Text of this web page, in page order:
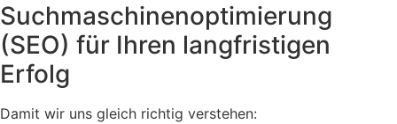
Suchmaschinenoptimierung
(SEO) für Ihren langfristigen
Erfolg
Damit wir uns gleich richtig verstehen: